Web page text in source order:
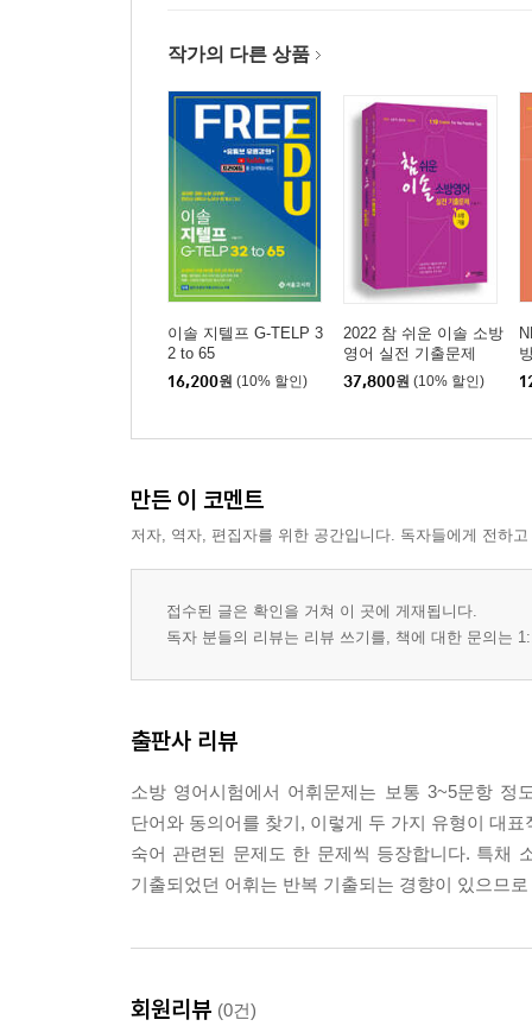
작가의 다른 상품
이솔 지텔프 G-TELP 3
2 to 65
16,200원 (10% 할인)
2022 참 쉬운 이솔 소방
영어 실전 기출문제
37,800원 (10% 할인)
만든 이 코멘트
저자, 역자, 편집자를 위한 공간입니다. 독자들에게 전하
접수된 글은 확인을 거쳐 이 곳에 게재됩니다.
독자 분들의 리뷰는 리뷰 쓰기를, 책에 대한 문의는
출판사 리뷰
소방 영어시험에서 어휘문제는 보통 3~5문항
단어와 동의어를 찾기, 이렇게 두 가지 유형이 대
숙어 관련된 문제도 한 문제씩 등장합니다. 특채
기출되었던 어휘는 반복 기출되는 경향이 있으므
회원리뷰 (0건)